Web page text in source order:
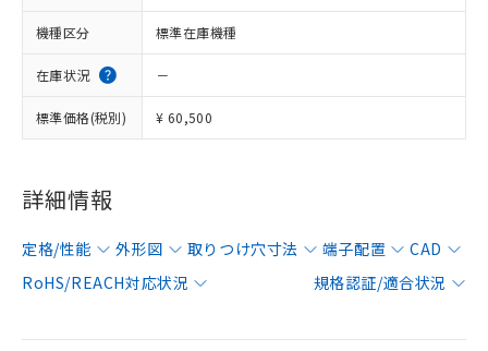
機種区分 標準在庫機種
在庫状況 －
標準価格(税別) ¥ 60,500
詳細情報
定格/性能 外形図 取りつけ穴寸法 端子配置
CAD
RoHS/REACH対応状況
規格認証/適合状況